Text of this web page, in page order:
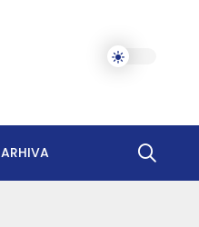
ARHIVA